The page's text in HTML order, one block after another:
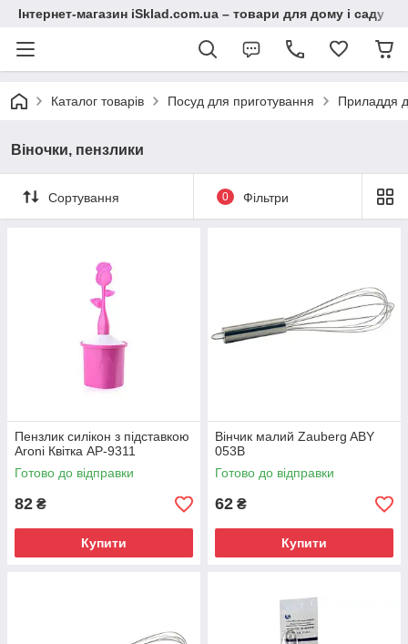
Інтернет-магазин iSklad.com.ua – товари для дому і саду
Каталог товарів Посуд для приготування Приладдя
Віночки, пензлики
Сортування 0 Фільтри
Пензлик силікон з підставкою
Aroni Квітка AP-9311
Готово до відправки
82 ₴
Купити
Вінчик малий Zauberg ABY
053B
Готово до відправки
62 ₴
Купити